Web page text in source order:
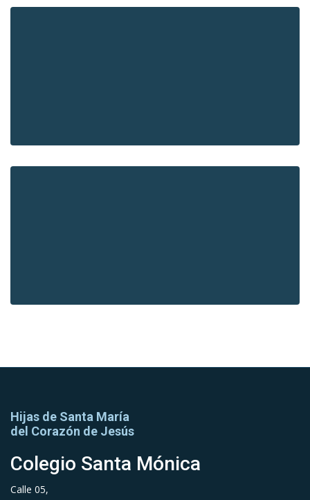
Hijas de Santa María
del Corazón de Jesús
Colegio Santa Mónica
Calle 05,